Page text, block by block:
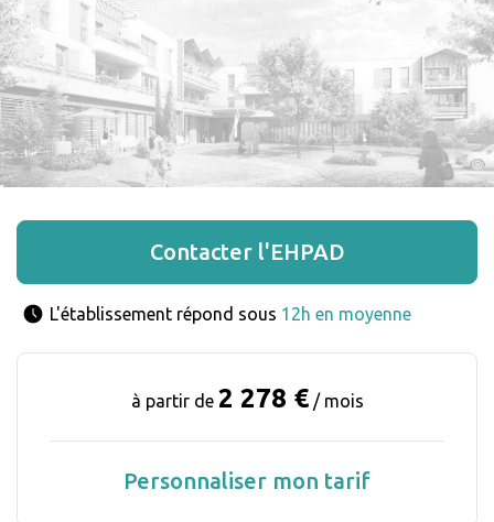
Contacter l'EHPAD
L'établissement répond sous 12h en moyenne
à partir de 2 278 €/ mois
Personnaliser mon tarif